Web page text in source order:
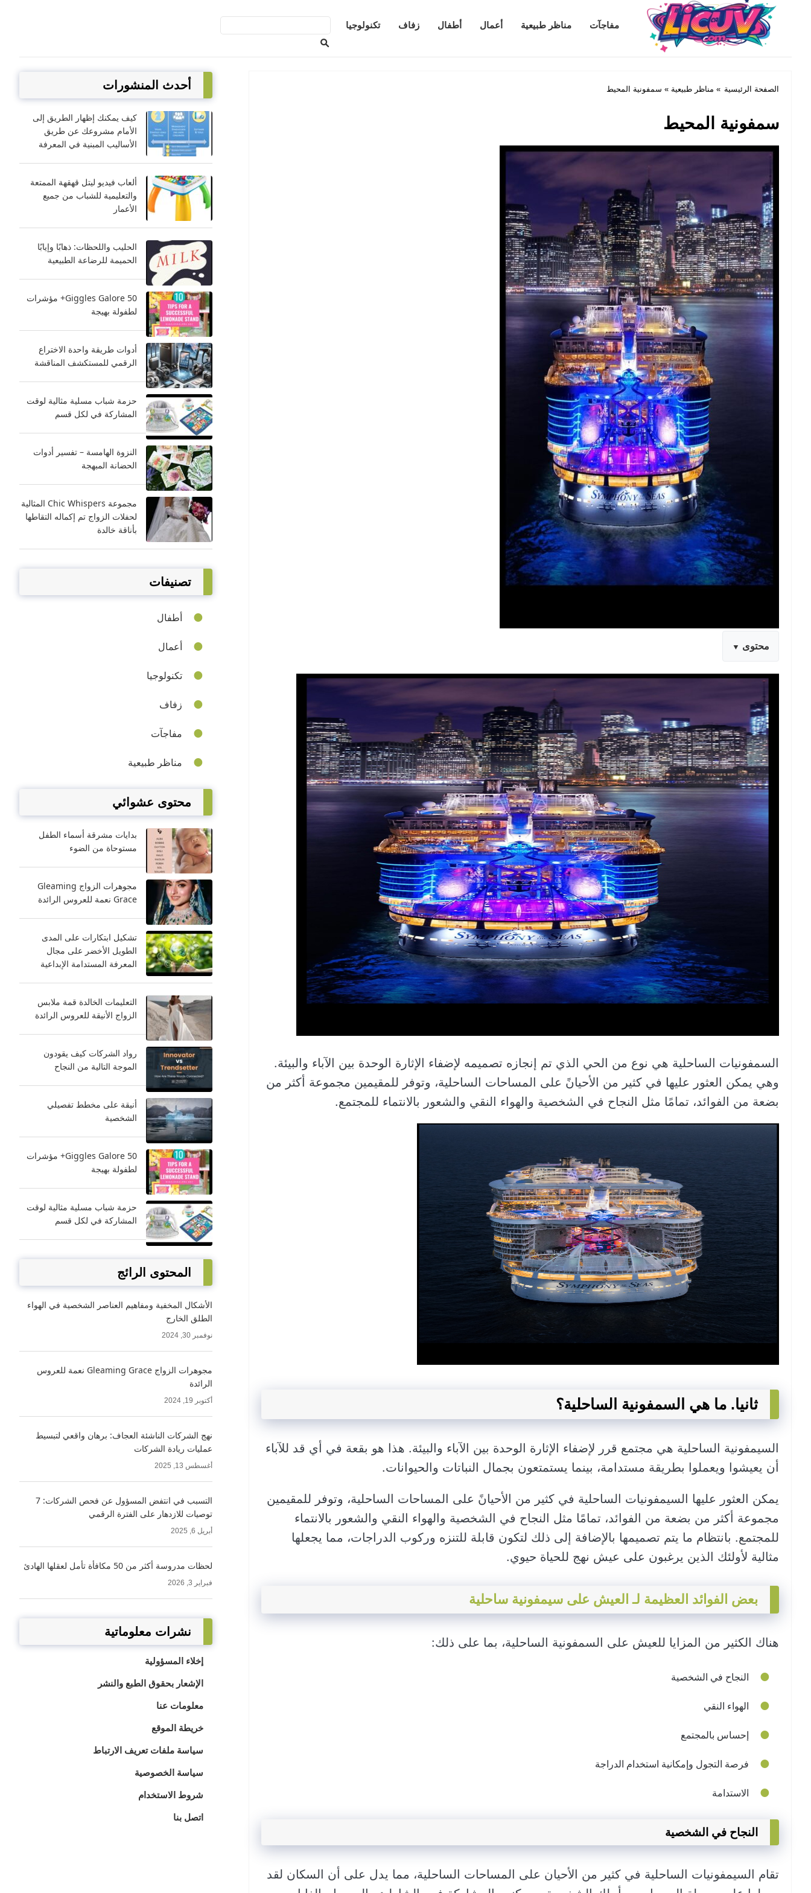
Licuv.com مفاجآت مناظر طبيعية أعمال أطفال زفاف تكنولوجيا
الصفحة الرئيسية » مناظر طبيعية » سمفونية المحيط
سمفونية المحيط
محتوى
السمفونيات الساحلية هي نوع من الحي الذي تم إنجازه تصميمه لإضفاء الإثارة الوحدة بين الآباء والبيئة.
وهي يمكن العثور عليها في كثير من الأحيانً على المساحات الساحلية، وتوفر للمقيمين مجموعة أكثر من
بضعة من الفوائد، تمامًا مثل النجاح في الشخصية والهواء النقي والشعور بالانتماء للمجتمع.
ثانيا. ما هي السمفونية الساحلية؟
السيمفونية الساحلية هي مجتمع قرر لإضفاء الإثارة الوحدة بين الآباء والبيئة. هذا هو بقعة في أي قد للآباء
أن يعيشوا ويعملوا بطريقة مستدامة، بينما يستمتعون بجمال النباتات والحيوانات.
يمكن العثور عليها السيمفونيات الساحلية في كثير من الأحيانً على المساحات الساحلية، وتوفر للمقيمين
مجموعة أكثر من بضعة من الفوائد، تمامًا مثل النجاح في الشخصية والهواء النقي والشعور بالانتماء
للمجتمع. بانتظام ما يتم تصميمها بالإضافة إلى ذلك لتكون قابلة للتنزه وركوب الدراجات، مما يجعلها
مثالية لأولئك الذين يرغبون على عيش نهج للحياة حيوي.
بعض الفوائد العظيمة لـ العيش على سيمفونية ساحلية
هناك الكثير من المزايا للعيش على السمفونية الساحلية، بما على ذلك:
النجاح في الشخصية
الهواء النقي
إحساس بالمجتمع
فرصة التجول وإمكانية استخدام الدراجة
الاستدامة
النجاح في الشخصية
تقام السيمفونيات الساحلية في كثير من الأحيان على المساحات الساحلية، مما يدل على أن السكان لقد
أحدث المنشورات
كيف يمكنك إظهار الطريق إلى
الأمام مشروعك عن طريق
الأساليب المبنية في المعرفة
ألعاب فيديو ليتل قهقهة الممتعة
والتعليمية للشباب من جميع
الأعمار
الحليب واللحظات: ذهابًا وإيابًا
الحميمة للرضاعة الطبيعية
Giggles Galore 50+ مؤشرات
لطفولة بهيجة
أدوات طريقة واحدة الاختراع
الرقمي للمستكشف المناقشة
حزمة شباب مسلية مثالية لوقت
المشاركة في لكل قسم
النزوة الهامسة – تفسير أدوات
الحضانة المبهجة
مجموعة Chic Whispers المثالية
لحفلات الزواج تم إكماله التقاطها
بأناقة خالدة
تصنيفات
أطفال
أعمال
تكنولوجيا
زفاف
مفاجآت
مناظر طبيعية
محتوى عشوائي
بدايات مشرقة أسماء الطفل
مستوحاة من الضوء
مجوهرات الزواج Gleaming
Grace نعمة للعروس الرائدة
تشكيل ابتكارات على المدى
الطويل الأخضر على مجال
المعرفة المستدامة الإبداعية
التعليمات الخالدة قمة ملابس
الزواج الأنيقة للعروس الرائدة
رواد الشركات كيف يقودون
الموجة التالية من النجاح
أنيقة على مخطط تفصيلي
الشخصية
Giggles Galore 50+ مؤشرات
لطفولة بهيجة
حزمة شباب مسلية مثالية لوقت
المشاركة في لكل قسم
المحتوى الرائج
الأشكال المخفية ومفاهيم العناصر الشخصية في الهواء
الطلق الخارج
نوفمبر 30, 2024
مجوهرات الزواج Gleaming Grace نعمة للعروس
الرائدة
أكتوبر 19, 2024
نهج الشركات الناشئة العجاف: برهان واقعي لتبسيط
عمليات ريادة الشركات
أغسطس 13, 2025
التسبب في انتفض المسؤول عن فحص الشركات: 7
توصيات للازدهار على الفترة الرقمي
أبريل 6, 2025
لحظات مدروسة أكثر من 50 مكافأة تأمل لعقلها الهادئ
فبراير 3, 2026
نشرات معلوماتية
إخلاء المسؤولية
الإشعار بحقوق الطبع والنشر
معلومات عنا
خريطة الموقع
سياسة ملفات تعريف الارتباط
سياسة الخصوصية
شروط الاستخدام
اتصل بنا